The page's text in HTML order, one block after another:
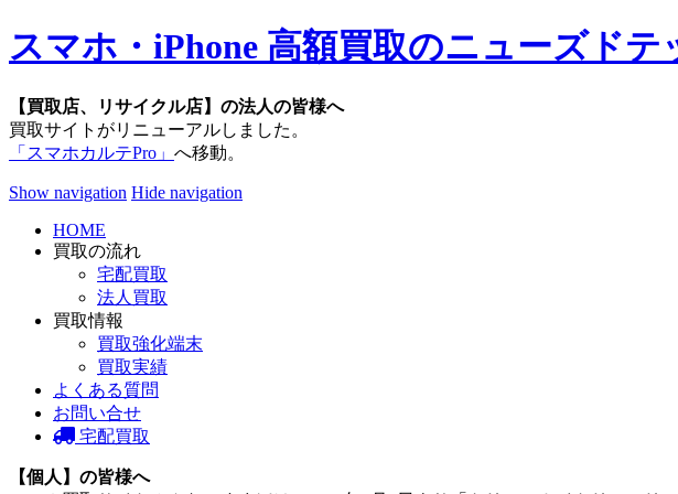
スマホ・iPhone 高額買取のニューズド
【買取店、リサイクル店】の法人の皆様へ
買取サイトがリニューアルしました。
「スマホカルテPro」 へ移動。
Show navigation Hide navigation
HOME
買取の流れ
宅配買取
法人買取
買取情報
買取強化端末
買取実績
よくある質問
お問い合せ
宅配買取
【個人】の皆様へ